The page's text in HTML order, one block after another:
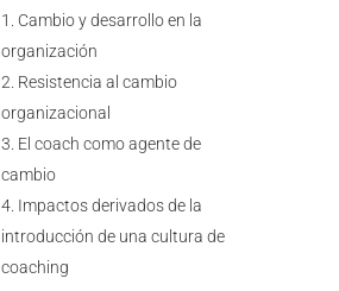
Cambio y desarrollo en la
organización
Resistencia al cambio
organizacional
El coach como agente de
cambio
Impactos derivados de la
introducción de una cultura de
coaching